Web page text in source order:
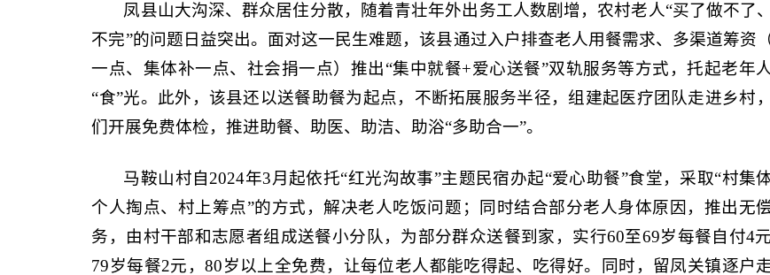
凤县山大沟深、群众居住分散，随着青壮年外出务工人数剧增，农村老人“买了做不了
不完”的问题日益突出。面对这一民生难题，该县通过入户排查老人用餐需求、多渠道筹资
一点、集体补一点、社会捐一点）推出“集中就餐+爱心送餐”双轨服务等方式，托起老年
“食”光。此外，该县还以送餐助餐为起点，不断拓展服务半径，组建起医疗团队走进乡村
们开展免费体检，推进助餐、助医、助洁、助浴“多助合一”。
马鞍山村自2024年3月起依托“红光沟故事”主题民宿办起“爱心助餐”食堂，采取“村集体
个人掏点、村上筹点”的方式，解决老人吃饭问题；同时结合部分老人身体原因，推出无
务，由村干部和志愿者组成送餐小分队，为部分群众送餐到家，实行60至69岁每餐自付4
79岁每餐2元，80岁以上全免费，让每位老人都能吃得起、吃得好。同时，留凤关镇逐户